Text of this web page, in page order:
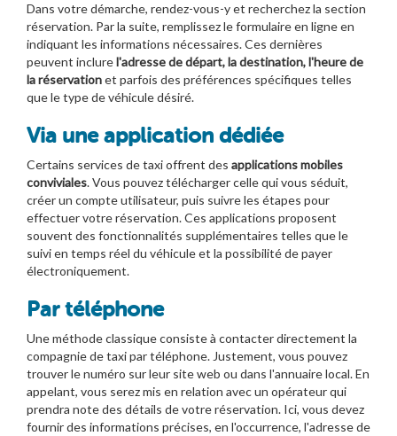
Dans votre démarche, rendez-vous-y et recherchez la section
réservation. Par la suite, remplissez le formulaire en ligne en
indiquant les informations nécessaires. Ces dernières
peuvent inclurel'adresse de départ, la destination, l'heure de
la réservationet parfois des préférences spécifiques telles
que le type de véhicule désiré.
Via une application dédiée
Certains services de taxi offrent des applications mobiles
conviviales. Vous pouvez télécharger celle qui vous séduit,
créer un compte utilisateur, puis suivre les étapes pour
effectuer votre réservation. Ces applications proposent
souvent des fonctionnalités supplémentaires telles que le
suivi en temps réel du véhicule et la possibilité de payer
électroniquement.
Par téléphone
Une méthode classique consiste à contacter directement la
compagnie de taxi par téléphone. Justement, vous pouvez
trouver le numéro sur leur site web ou dans l'annuaire local. En
appelant, vous serez mis en relation avec un opérateur qui
prendra note des détails de votre réservation. Ici, vous devez
fournir des informations précises, en l'occurrence, l'adresse de